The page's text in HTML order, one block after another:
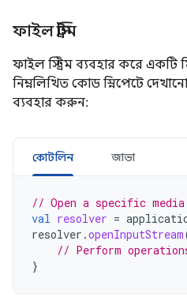
ফাইল স্ট্রিম
ফাইল স্ট্রিম ব্যবহার করে একটি
নিম্নলিখিত কোড স্নিপেটে
ব্যবহার করুন:
কোটলিন জাভা
// Open a specific
val resolver =
resolver .openInputStream
// Perform
}